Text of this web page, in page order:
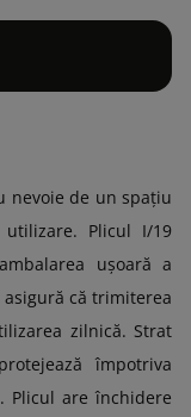
nevoie de un spațiu
Plicul I/19
ușoară a
că trimiterea
zilnică. Strat
împotriva
Plicul are închidere